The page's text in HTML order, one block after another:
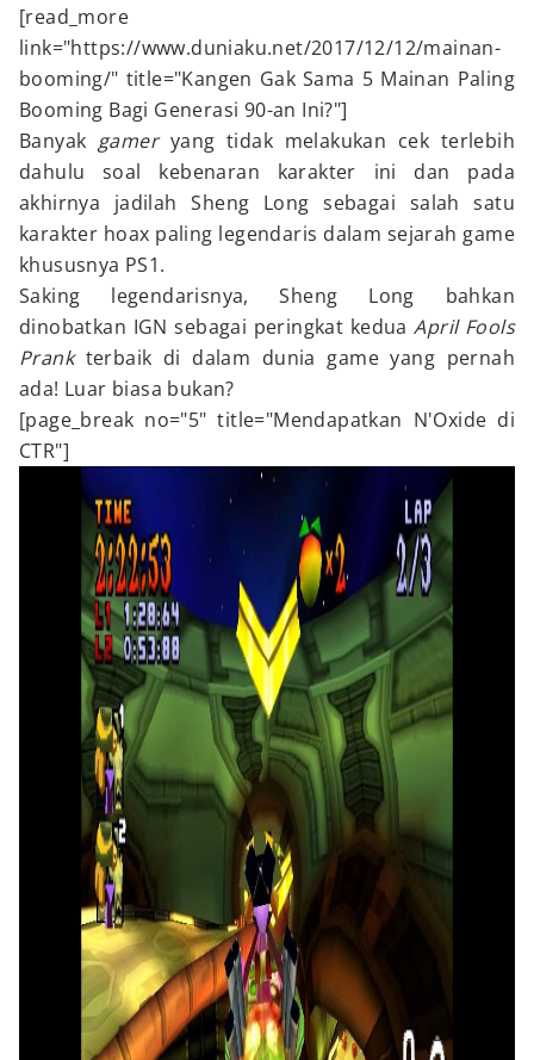
[read_more
link="https://www.duniaku.net/2017/12/12/mainan-
booming/" title="Kangen Gak Sama 5 Mainan Paling
Booming Bagi Generasi 90-an Ini?"]
Banyak gameryang tidak melakukan cek terlebih
dahulu soal kebenaran karakter ini dan pada
akhirnya jadilah Sheng Long sebagai salah satu
karakter hoax paling legendaris dalam sejarah game
khususnya PS1.
Saking legendarisnya, Sheng Long bahkan
dinobatkan IGN sebagai peringkat keduaApril Fools
Prankterbaik di dalam dunia game yang pernah
ada! Luar biasa bukan?
[page_break no="5" title="Mendapatkan N'Oxide di
CTR"]